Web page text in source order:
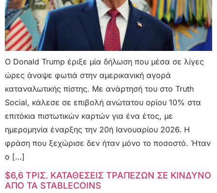
Ο Donald Trump έριξε μία δήλωση που μέσα σε λίγες
ώρες άναψε φωτιά στην αμερικανική αγορά
καταναλωτικής πίστης. Με ανάρτησή του στο Truth
Social, κάλεσε σε επιβολή ανώτατου ορίου 10% στα
επιτόκια πιστωτικών καρτών για ένα έτος, με
ημερομηνία έναρξης την 20ή Ιανουαρίου 2026. Η
φράση που ξεχώρισε δεν ήταν μόνο το ποσοστό. Ήταν
ο […]
$6,6 ΤΡΙΣ. ΚΑΤΑΘΕΣΕΙΣ ΤΡΑΠΕΖΩΝ ΣΕ ΚΙΝΔΥΝΟ
ΑΠΟ TA STABLECOINS